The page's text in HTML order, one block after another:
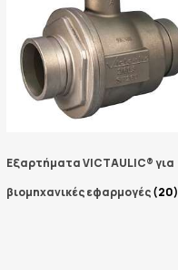
Εξαρτήματα VICTAULIC® για
βιομηχανικές εφαρμογές(20)